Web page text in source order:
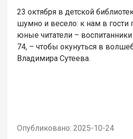
23 октября в детской
шумно и весело: к нам в
юные читатели –
74, – чтобы окунуться в
Владимира Сутеева.
Опубликовано: 2025-10-24